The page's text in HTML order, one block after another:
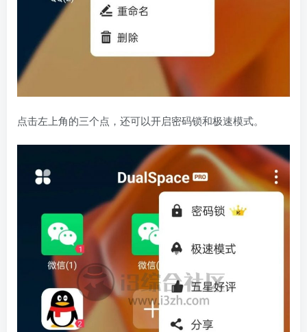
点击左上角的三个点，还可以开启密码锁和极速模式。